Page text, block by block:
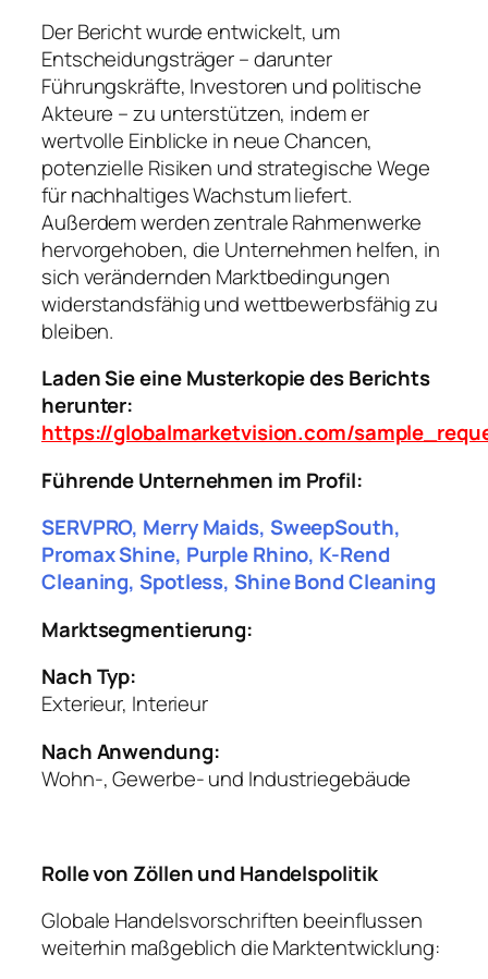
Der Bericht wurde entwickelt, um
Entscheidungsträger – darunter
Führungskräfte, Investoren und politische
Akteure – zu unterstützen, indem er
wertvolle Einblicke in neue Chancen,
potenzielle Risiken und strategische Wege
für nachhaltiges Wachstum liefert.
Außerdem werden zentrale Rahmenwerke
hervorgehoben, die Unternehmen helfen, in
sich verändernden Marktbedingungen
widerstandsfähig und wettbewerbsfähig zu
bleiben.
Laden Sie eine Musterkopie des Berichts
herunter:
https://globalmarketvision.com/
Führende Unternehmen im Profil:
SERVPRO, Merry Maids, SweepSouth,
Promax Shine, Purple Rhino, K-Rend
Cleaning, Spotless, Shine Bond Cleaning
Marktsegmentierung:
Nach Typ:
Exterieur, Interieur
Nach Anwendung:
Wohn-, Gewerbe- und Industriegebäude
Rolle von Zöllen und Handelspolitik
Globale Handelsvorschriften beeinflussen
weiterhin maßgeblich die Marktentwicklung: